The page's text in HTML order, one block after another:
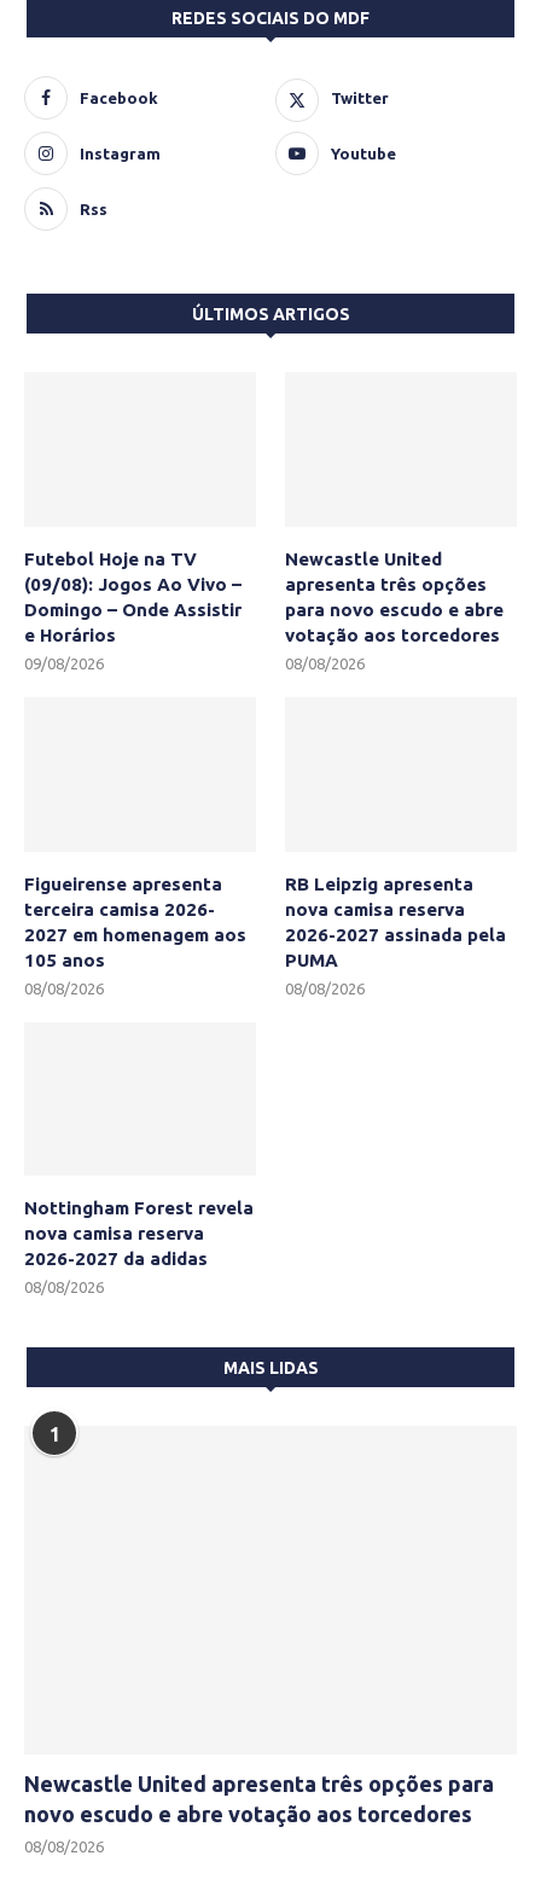
REDES SOCIAIS DO MDF
Facebook Twitter
Instagram Youtube
Rss
ÚLTIMOS ARTIGOS
Futebol Hoje na TV
(09/08): Jogos Ao Vivo –
Domingo – Onde Assistir
e Horários
09/08/2026
Newcastle United
apresenta três opções
para novo escudo e abre
votação aos torcedores
08/08/2026
Figueirense apresenta
terceira camisa 2026-
2027 em homenagem aos
105 anos
08/08/2026
RB Leipzig apresenta
nova camisa reserva
2026-2027 assinada pela
PUMA
08/08/2026
Nottingham Forest revela
nova camisa reserva
2026-2027 da adidas
08/08/2026
MAIS LIDAS
1
Newcastle United apresenta três opções para
novo escudo e abre votação aos torcedores
08/08/2026